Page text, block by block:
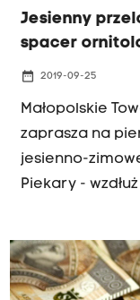
Jesienny
spacer
date_range 2019-09-25
Małopolskie
zaprasza na
jesienno-
Piekary -
autobusu 239